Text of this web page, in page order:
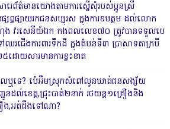
ារេព័ត៌មានយោងតាមការស្នើសុំរបស់ប្អូនស្រី
សព្វផ្សាយរកជនសប្បុរស ក្នុងការឧបត្ថម ដល់លោក
វរសេនីយ៍ឯក កងពលលេខ៧០ ត្រូវបានទទួលបេ
ឈរជើងការពារទឹកដី ក្នុងតំបន់ទី៣ ប្រាសាទតាក្របី
ដោយសារមានការខ្វះខាត
លឬទេ? ប៉េអឹមស្រុកសំពៅលូនឃាត់ជនសង្ស័យ
នដល់ខេត្ត,ជ្រុះបាត់២នាក់ រថយន្ត១គ្រឿងនិង
ង,អត់ដឹងទៅណា?